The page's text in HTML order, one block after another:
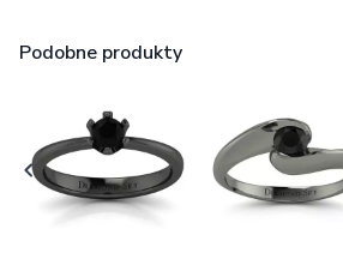
Podobne produkty